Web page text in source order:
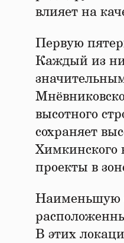
влияет на
Первую
Каждый из
высотного
сохраняет
Химкинского
проекты в
Наименьшую
В этих